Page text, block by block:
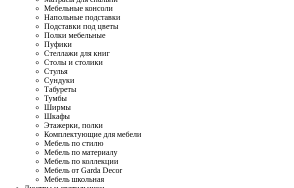
Мебельные консоли
Напольные подставки
Подставки под цветы
Полки мебельные
Пуфики
Стеллажи для книг
Столы и столики
Стулья
Сундуки
Табуреты
Тумбы
Ширмы
Шкафы
Этажерки, полки
Комплектующие для мебели
Мебель по стилю
Мебель по материалу
Мебель по коллекции
Мебель от Garda Decor
Мебель школьная